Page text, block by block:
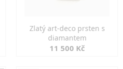
Zlatý art-deco prsten s
diamantem
11 500 Kč